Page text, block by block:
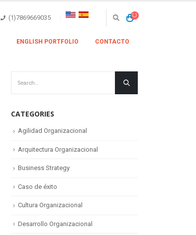
(1)7869669035
ENGLISH PORTFOLIO CONTACTO
CATEGORIES
Agilidad Organizacional
Arquitectura Organizacional
Business Strategy
Caso de éxito
Cultura Organizacional
Desarrollo Organizacional